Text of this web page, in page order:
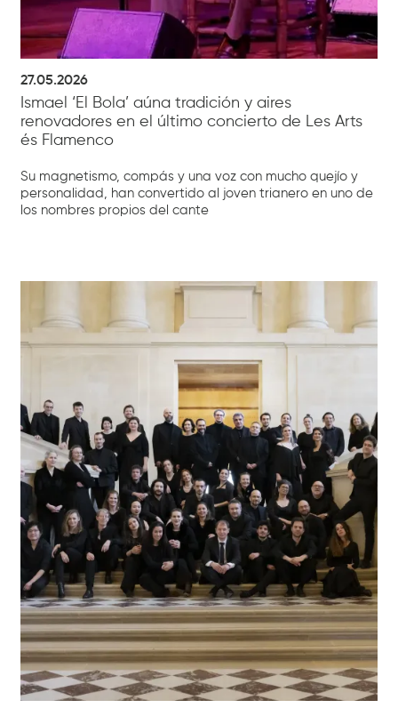
27.05.2026
Ismael ‘El Bola’ aúna tradición y aires
renovadores en el último concierto de Les Arts
és Flamenco
Su magnetismo, compás y una voz con mucho quejío y
personalidad, han convertido al joven trianero en uno de
los nombres propios del cante